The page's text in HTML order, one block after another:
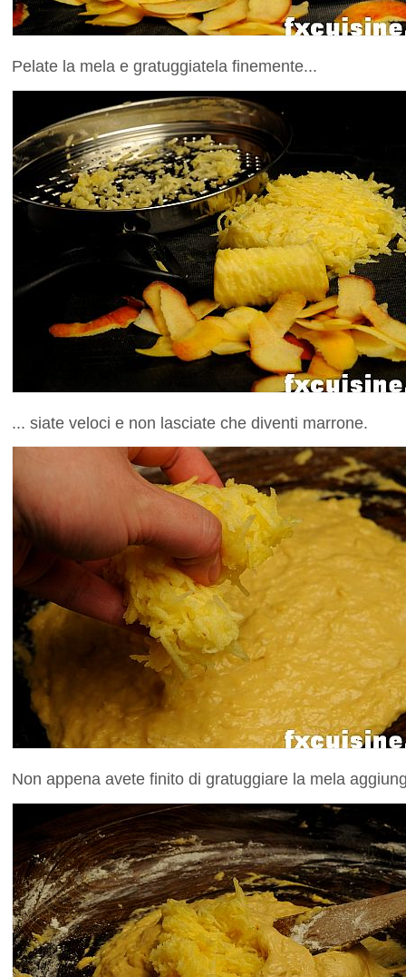
Pelate la mela e gratuggiatela finemente...
... siate veloci e non lasciate che diventi marrone.
Non appena avete finito di gratuggiare la mela